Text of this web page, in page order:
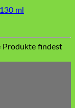
ml
Produkte findest